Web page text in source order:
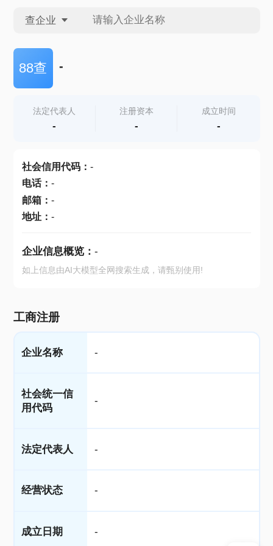
查企业
查企业
查产地
88查 -
法定代表人
-
注册资本
-
成立时间
-
社会信用代码： -
电话： -
邮箱： -
地址： -
企业信息概览： -
如上信息由AI大模型全网搜索生成，请甄别使用!
工商注册
企业名称 -
社会统一信
用代码
-
法定代表人 -
经营状态 -
成立日期 -